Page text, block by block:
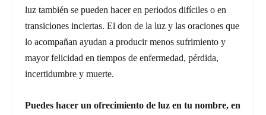
luz también se pueden hacer en periodos difíciles o en
transiciones inciertas. El don de la luz y las oraciones que
lo acompañan ayudan a producir menos sufrimiento y
mayor felicidad en tiempos de enfermedad, pérdida,
incertidumbre y muerte.
Puedes hacer un ofrecimiento de luz en tu nombre, en